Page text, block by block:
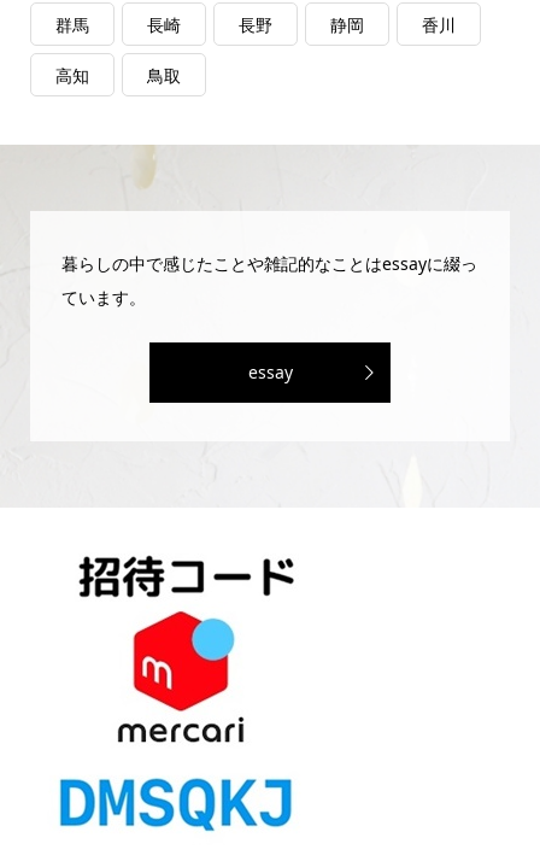
群馬 長崎 長野 静岡 香川
高知 鳥取
暮らしの中で感じたことや雑記的なことはessayに綴っ
ています。
essay